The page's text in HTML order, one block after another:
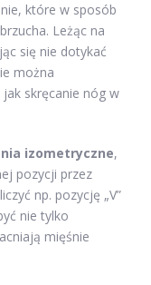
które w sposób
Leżąc na
się nie dotykać
można
skręcanie nóg w
izometryczne,
pozycji przez
np. pozycję „V”
nie tylko
mięśnie